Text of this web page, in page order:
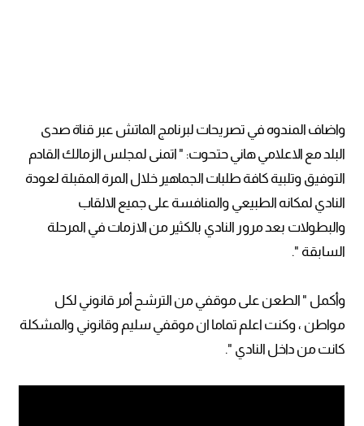
واضاف المندوه في تصريحات لبرنامج الماتش عبر قناة صدى
البلد مع الاعلامي هاني حتحوت: " اتمنى لمجلس الزمالك القادم
التوفيق وتلبية كافة طلبات الجماهير خلال المرة المقبلة لعودة
النادي لمكانه الطبيعي والمنافسة على جميع الالقاب
والبطولات بعد مرور النادي بالكثير من الازمات في المرحلة
السابقة ".
وأكمل " الطعن على موقفي من الترشح أمر قانوني لكل
مواطن ، وكنت اعلم تماما ان موقفي سليم وقانوني والمشكلة
كانت من داخل النادي ".